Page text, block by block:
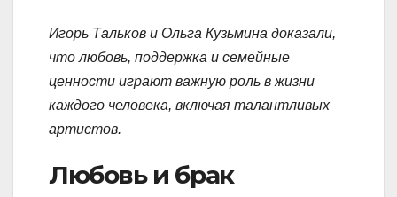
Игорь Тальков и Ольга Кузьмина доказали,
что любовь, поддержка и семейные
ценности играют важную роль в жизни
каждого человека, включая талантливых
артистов.
Любовь и брак